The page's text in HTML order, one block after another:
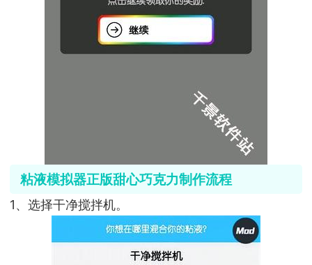
粘液模拟器正版甜心巧克力制作流程
1、选择干净搅拌机。